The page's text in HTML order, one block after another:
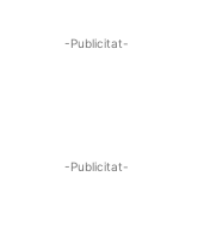
-Publicitat-
-Publicitat-